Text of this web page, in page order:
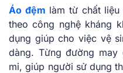
Áo đệm làm từ chất
theo công nghệ kháng
dụng giúp cho việc vệ
dàng. Từng đường
mỉ, giúp người sử dụng